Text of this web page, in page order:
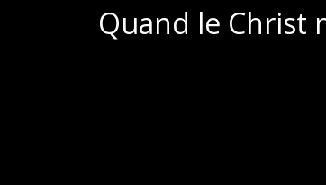
Quand le Christ